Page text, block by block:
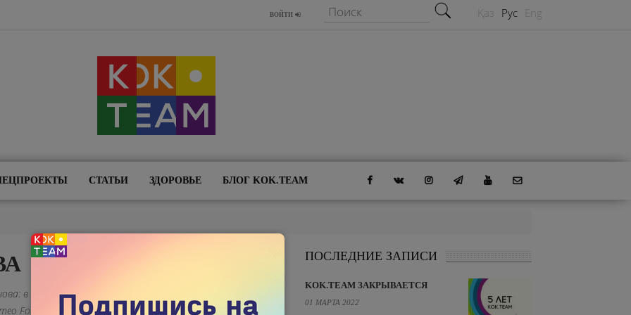
ВОЙТИ
Форма поиска
Поиск Қаз Рус Eng
СТАТЬИ ЗДОРОВЬЕ БЛОГ KOK.TEAM
в таком Казахстане хочется жить". Проект "Пони
Foundation в 2018-2019 гг. Теперь проект
ПОСЛЕДНИЕ ЗАПИСИ
KOK.TEAM ЗАКРЫВАЕТСЯ
01 МАРТА 2022